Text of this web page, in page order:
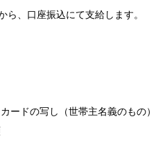
、口座振込にて支給します。
ードの写し（世帯主名義のもの）